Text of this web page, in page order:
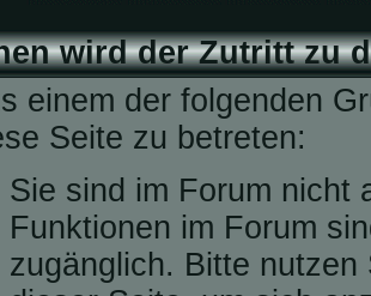
wird der Zutritt zu
einem der folgenden
Seite zu betreten:
Sie sind im Forum nicht
Funktionen im Forum
zugänglich. Bitte